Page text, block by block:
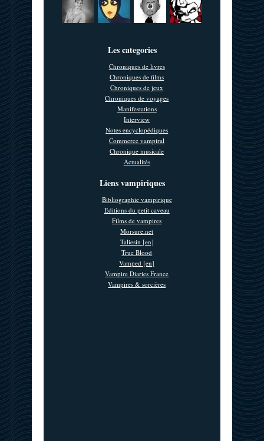
Les categories
Chroniques de livres
Chroniques de films
Chroniques de jeux
Chroniques de voyages
Manifestations
Interview
Notes encyclopédiques
Commerce vampiral
Chronique musicale
Actualités
Liens vampiriques
Bibliographie vampirique
Editions du petit caveau
Films de vampires
Morsure.net
Taliesin [en]
True Blood
Vamped [en]
Vampire Diaries France
Vampires & sorcières